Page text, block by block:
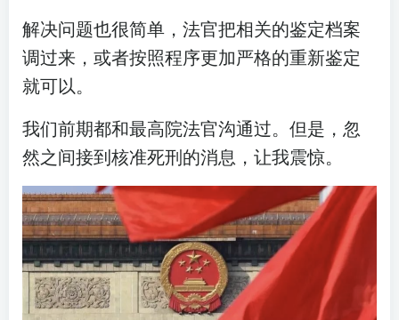
解决问题也很简单，法官把相关的鉴定档案
调过来，或者按照程序更加严格的重新鉴定
就可以。
我们前期都和最高院法官沟通过。但是，忽
然之间接到核准死刑的消息，让我震惊。